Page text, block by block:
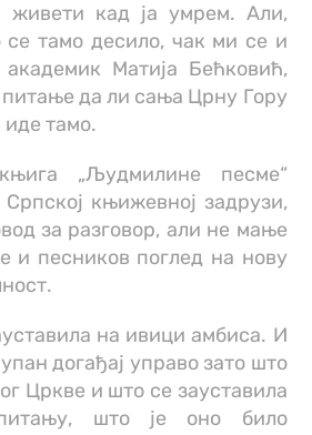
кад ја умрем. Али,
се тамо десило, чак ми се и
Матија Бећковић,
питање да ли сања Црну Гору
тамо.
„Људмилине песме“
књижевној задрузи,
за разговор, али не мање
и песников поглед на нову
на ивици амбиса. И
догађај управо зато што
Цркве и што се зауставила
што је оно било